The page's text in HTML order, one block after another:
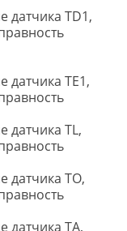
датчика TD1,
датчика TE1,
датчика TL,
датчика TO,
датчика TA,